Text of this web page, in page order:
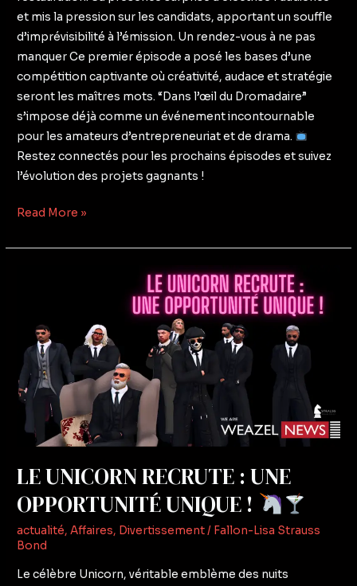
et mis la pression sur les candidats, apportant un souffle
d’imprévisibilité à l’émission. Un rendez-vous à ne pas
manquer Ce premier épisode a posé les bases d’une
compétition captivante où créativité, audace et stratégie
seront les maîtres mots. “Dans l’œil du Dromadaire”
s’impose déjà comme un événement incontournable
pour les amateurs d’entrepreneuriat et de drama.
Restez connectés pour les prochains épisodes et suivez
l’évolution des projets gagnants !
Read More »
LE UNICORN RECRUTE : UNE
OPPORTUNITÉ UNIQUE !
actualité,Affaires, Divertissement/ Fallon-Lisa Strauss
Bond
Le célèbre Unicorn, véritable emblème des nuits
UNE
OPPORTUNITÉ
UNIQUE